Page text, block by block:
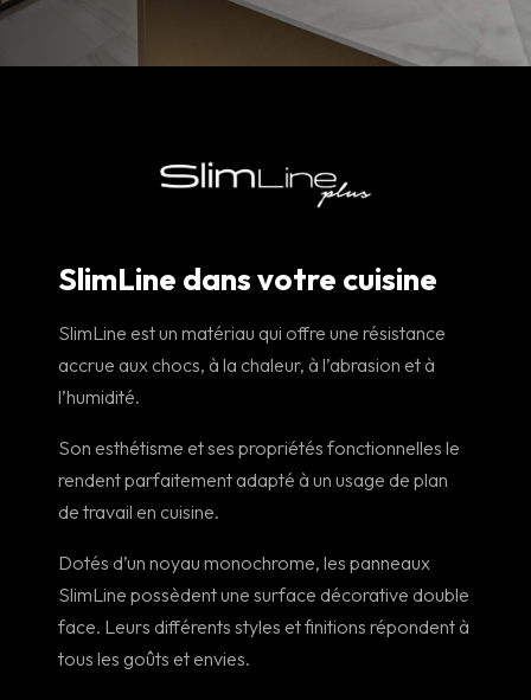
SlimLine dans votre cuisine
SlimLine est un matériau qui offre une résistance
accrue aux chocs, à la chaleur, à l’abrasion et à
l’humidité.
Son esthétisme et ses propriétés fonctionnelles le
rendent parfaitement adapté à un usage de plan
de travail en cuisine.
Dotés d’un noyau monochrome, les panneaux
SlimLine possèdent une surface décorative double
face. Leurs différents styles et finitions répondent à
tous les goûts et envies.